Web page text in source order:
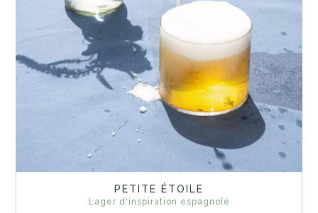
PETITE ÉTOILE
Lager d'inspiration espagnole